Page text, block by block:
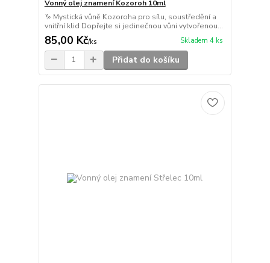
Vonný olej znamení Kozoroh 10ml
♑ Mystická vůně Kozoroha pro sílu, soustředění a
vnitřní klid Dopřejte si jedinečnou vůni vytvořenou...
85,00 Kč/ks Skladem 4 ks
Přidat do košíku